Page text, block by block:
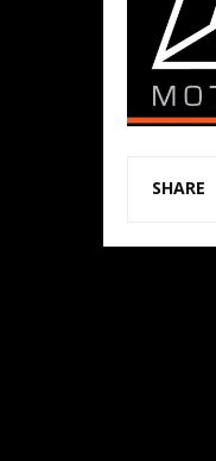
SHARE